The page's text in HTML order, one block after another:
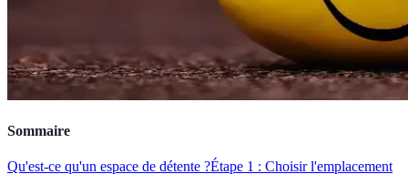
Sommaire
Qu'est-ce qu'un espace de détente ?Étape 1 : Choisir l'emplacement